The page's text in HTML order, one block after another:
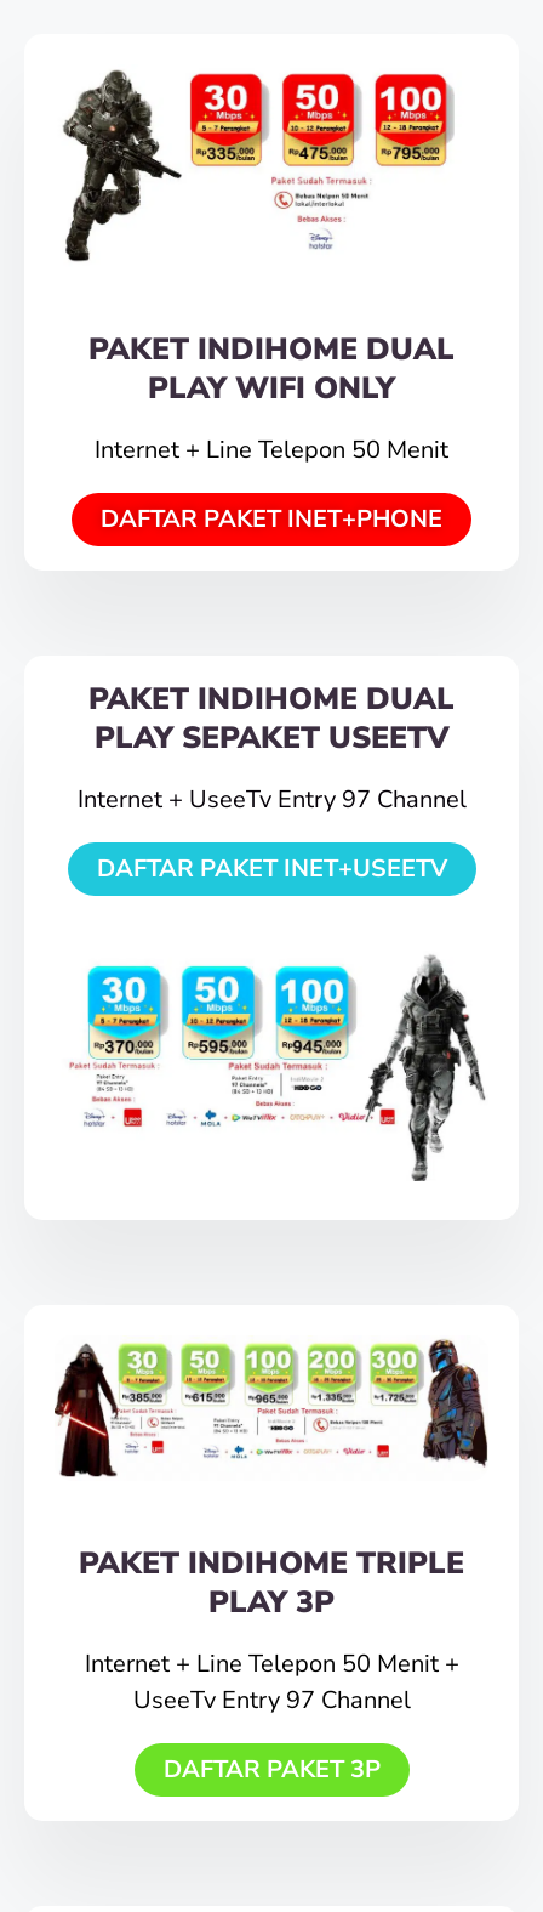
PAKET INDIHOME DUAL
PLAY WIFI ONLY
Internet + Line Telepon 50 Menit
DAFTAR PAKET INET+PHONE
PAKET INDIHOME DUAL
PLAY SEPAKET USEETV
Internet + UseeTv Entry 97 Channel
DAFTAR PAKET INET+USEETV
PAKET INDIHOME TRIPLE
PLAY 3P
Internet + Line Telepon 50 Menit +
UseeTv Entry 97 Channel
DAFTAR PAKET 3P